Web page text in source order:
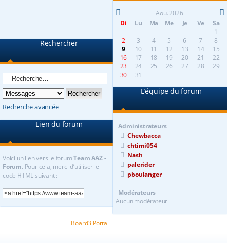
Rechercher
Recherche avancée
Lien du forum
Voici un lien vers le forumTeam AAZ -
Forum. Pour cela, merci d’utiliser le
code HTML suivant :
Aou. 2026
Di
Lu Ma Me Je Ve
Sa
1
2
3 4 5 6 7
8
9
10 11 12 13 14
15
16
17 18 19 20 21
22
23
24 25 26 27 28
29
30
31
L’équipe du forum
Administrateurs
Chewbacca
chtimi054
Nash
palerider
pboulanger
Modérateurs
Aucun modérateur
Board3 Portal